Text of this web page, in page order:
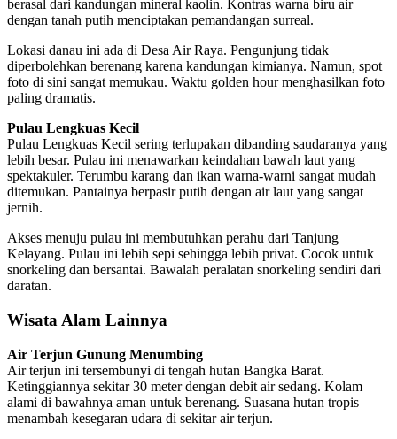
berasal dari kandungan mineral kaolin. Kontras warna biru air
dengan tanah putih menciptakan pemandangan surreal.
Lokasi danau ini ada di Desa Air Raya. Pengunjung tidak
diperbolehkan berenang karena kandungan kimianya. Namun, spot
foto di sini sangat memukau. Waktu golden hour menghasilkan foto
paling dramatis.
Pulau Lengkuas Kecil
Pulau Lengkuas Kecil sering terlupakan dibanding saudaranya yang
lebih besar. Pulau ini menawarkan keindahan bawah laut yang
spektakuler. Terumbu karang dan ikan warna-warni sangat mudah
ditemukan. Pantainya berpasir putih dengan air laut yang sangat
jernih.
Akses menuju pulau ini membutuhkan perahu dari Tanjung
Kelayang. Pulau ini lebih sepi sehingga lebih privat. Cocok untuk
snorkeling dan bersantai. Bawalah peralatan snorkeling sendiri dari
daratan.
Wisata Alam Lainnya
Air Terjun Gunung Menumbing
Air terjun ini tersembunyi di tengah hutan Bangka Barat.
Ketinggiannya sekitar 30 meter dengan debit air sedang. Kolam
alami di bawahnya aman untuk berenang. Suasana hutan tropis
menambah kesegaran udara di sekitar air terjun.